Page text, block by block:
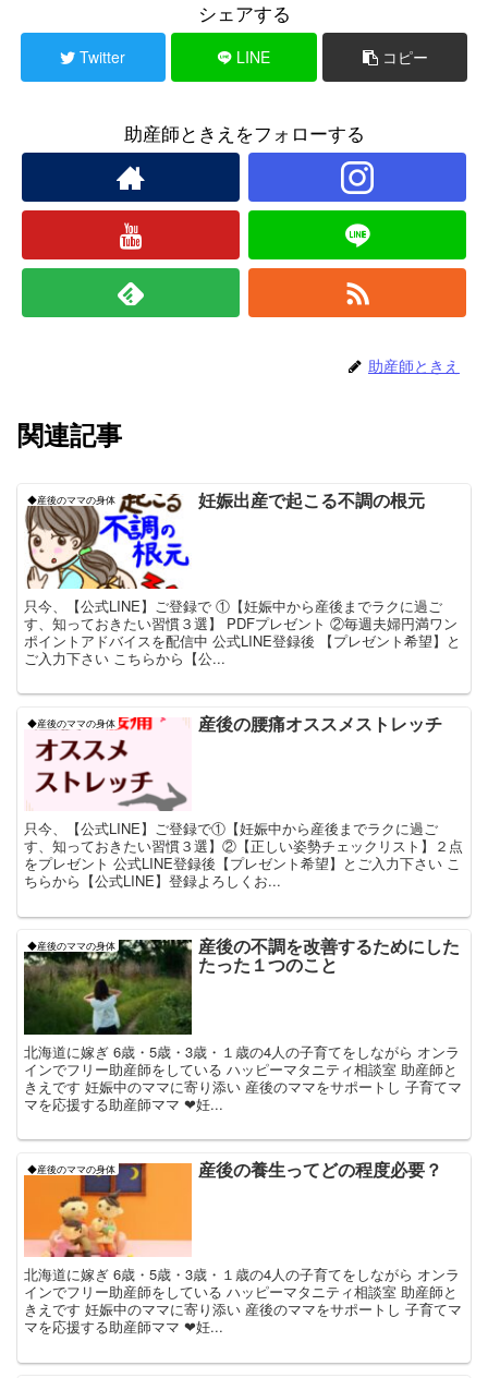
シェアする
Twitter LINE コピー
助産師ときえをフォローする
助産師ときえ
関連記事
◆産後のママの身体 妊娠出産で起こる不調の根元
只今、【公式LINE】ご登録で ①【妊娠中から産後までラクに過ご
す、知っておきたい習慣３選】 PDFプレゼント ②毎週夫婦円満ワン
ポイントアドバイスを配信中 公式LINE登録後 【プレゼント希望】と
ご入力下さい こちらから【公...
◆産後のママの身体 産後の腰痛オススメストレッチ
只今、【公式LINE】ご登録で①【妊娠中から産後までラクに過ご
す、知っておきたい習慣３選】②【正しい姿勢チェックリスト】２点
をプレゼント 公式LINE登録後【プレゼント希望】とご入力下さい こ
ちらから【公式LINE】登録よろしくお...
◆産後のママの身体 産後の不調を改善するためにした
たった１つのこと
北海道に嫁ぎ 6歳・5歳・3歳・１歳の4人の子育てをしながら オンラ
インでフリー助産師をしている ハッピーマタニティ相談室 助産師と
きえです 妊娠中のママに寄り添い 産後のママをサポートし 子育てマ
マを応援する助産師ママ ❤妊...
◆産後のママの身体 産後の養生ってどの程度必要？
北海道に嫁ぎ 6歳・5歳・3歳・１歳の4人の子育てをしながら オンラ
インでフリー助産師をしている ハッピーマタニティ相談室 助産師と
きえです 妊娠中のママに寄り添い 産後のママをサポートし 子育てマ
マを応援する助産師ママ ❤妊...